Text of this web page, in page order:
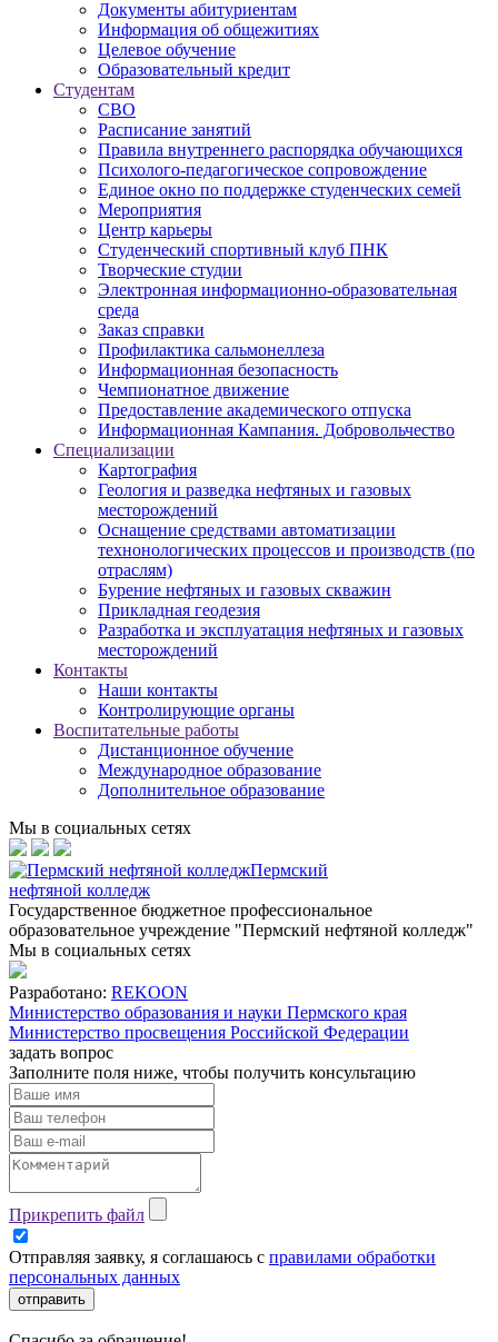
Дoкументы абитуриентам
Информация об общежитиях
Целевое обучение
Образовательный кредит
Студентам
СВО
Расписание занятий
Правила внутреннего распорядка обучающихся
Психолого-педагогическое сопровождение
Единое окно по поддержке студенческих семей
Мероприятия
Центр карьеры
Студенческий спортивный клуб ПНК
Творческие студии
Электронная информационно-образовательная
среда
Заказ справки
Профилактика сальмонеллеза
Информационная безопасность
Чемпионатное движение
Предоставление академического отпуска
Информационная Кампания. Добровольчество
Специализации
Картография
Геология и разведка нефтяных и газовых
месторождений
Оснащение средствами автоматизации
технонологических процессов и производств (по
отраслям)
Бурение нефтяных и газовых скважин
Прикладная геодезия
Разработка и эксплуатация нефтяных и газовых
месторождений
Контакты
Наши контакты
Контролирующие органы
Воспитательные работы
Дистанционное обучение
Международное образование
Дополнительное образование
Мы в социальных сетях
Пермский
нефтяной колледж
Государственное бюджетное профессиональное
образовательное учреждение "Пермский нефтяной колледж"
Мы в социальных сетях
Разработано: REKOON
Министерство образования и науки Пермского края
Министерство просвещения Российской Федерации
задать вопрос
Заполните поля ниже, чтобы получить консультацию
Прикрепить файл
Отправляя заявку, я соглашаюсь с правилами обработки
персональных данных
отправить